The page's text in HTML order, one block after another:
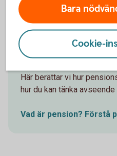
Pensionsskola
Här berättar vi hur
hur du kan tänka
Vad är pension? Förstå
Bara
Cookie-